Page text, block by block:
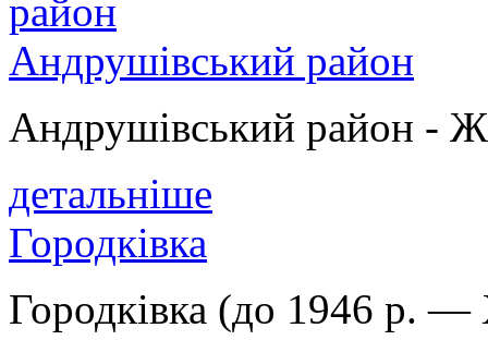
Андрушівський район
Андрушівський район -
детальніше
Городківка
Городківка (до 1946 р.